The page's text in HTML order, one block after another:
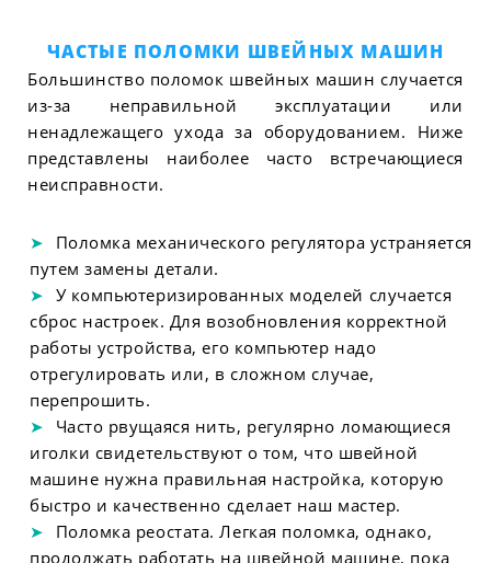
ЧАСТЫЕ ПОЛОМКИ ШВЕЙНЫХ МАШИН
Большинство поломок швейных машин случается
из-за неправильной эксплуатации или
ненадлежащего ухода за оборудованием. Ниже
представлены наиболее часто встречающиеся
неисправности.
Поломка механического регулятора устраняется
путем замены детали.
У компьютеризированных моделей случается
сброс настроек. Для возобновления корректной
работы устройства, его компьютер надо
отрегулировать или, в сложном случае,
перепрошить.
Часто рвущаяся нить, регулярно ломающиеся
иголки свидетельствуют о том, что швейной
машине нужна правильная настройка, которую
быстро и качественно сделает наш мастер.
Поломка реостата. Легкая поломка, однако,
продолжать работать на швейной машине, пока